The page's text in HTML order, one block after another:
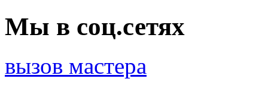
Мы в соц.сетях
вызов мастера